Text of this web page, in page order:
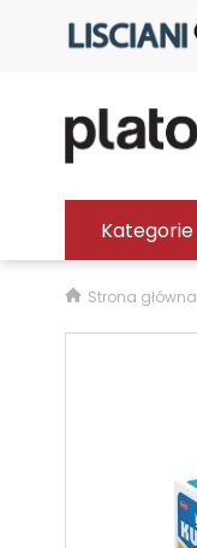
Kategorie
Strona główna